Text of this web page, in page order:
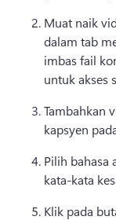
Muat naik
dalam tab
imbas fail
untuk akses
Tambahkan
kapsyen
Pilih bahasa
kata-kata
Klik pada